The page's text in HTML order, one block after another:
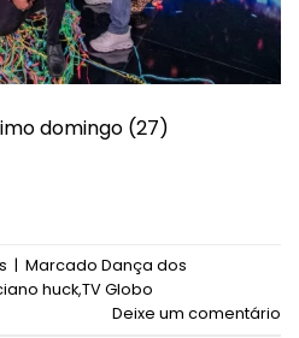
domingo (27)
| Marcado Dança dos
huck,TV Globo
Deixe um comentário